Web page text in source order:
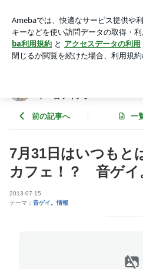
e開催！ | 東京・新宿でで開催！
ゲイ。」
アプリをダウンロードして ブログの
ょう。
ト「音ゲイ。」
前の記事へ 一
7月31日はいつもと
カフェ！？ 音ゲイ
2013-07-15
テーマ： 音ゲイ。情報